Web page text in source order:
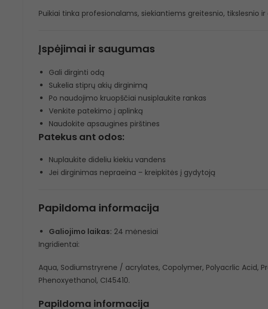
Puikiai tinka profesionalams, siekiantiems greitesnio, tikslesnio
Įspėjimai ir saugumas
Gali dirginti odą
Sukelia stiprų akių dirginimą
Po naudojimo kruopščiai nusiplaukite rankas
Venkite patekimo į aplinką
Naudokite apsaugines pirštines
Patekus ant odos:
Nuplaukite dideliu kiekiu vandens
Jei dirginimas nepraeina – kreipkitės į gydytoją
Papildoma informacija
Galiojimo laikas: 24 mėnesiai
Ingridientai:
Aqua, Sodiumstryrene / acrylates, Copolymer, Polyacrlic Acid,
Phenoxyethanol, CI45410.
Papildoma informacija